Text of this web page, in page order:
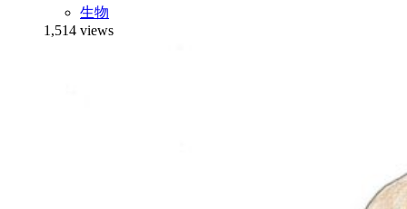
生物
1,514 views